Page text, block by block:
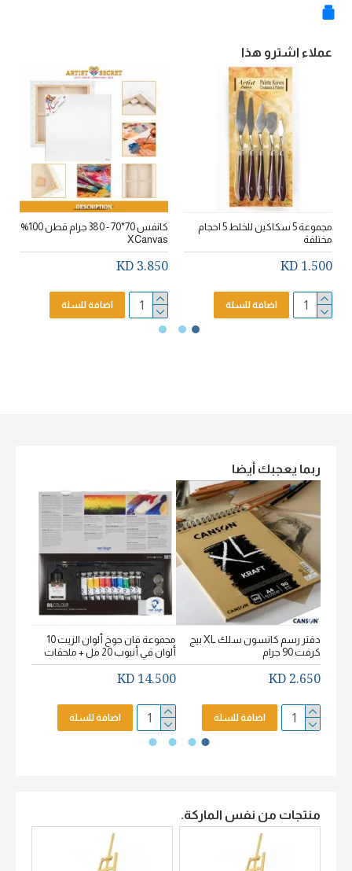
عملاء اشترو هذا
مجموعة 5 سكاكين للخلط 5 احجام
مختلفة
1.500 KD
اضافة للسلة
كانفس 70*70 - 380 جرام قطن 100%
XCanvas
3.850 KD
اضافة للسلة
ربما يعجبك أيضا
دفتر رسم كانسون سلك XL بيج
كرفت 90 جرام
2.650 KD
اضافة للسلة
مجموعة فان جوخ ألوان الزيت 10
ألوان في أنبوب 20 مل + ملحقات
14.500 KD
اضافة للسلة
منتجات من نفس الماركة.